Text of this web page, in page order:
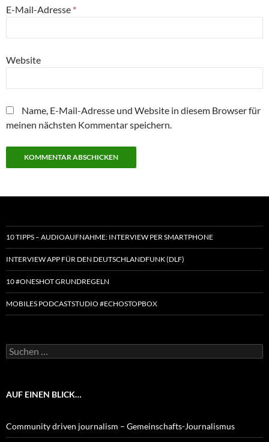
E-Mail-Adresse *
Website
Name, E-Mail-Adresse und Website in diesem Browser für
meinen nächsten Kommentar speichern.
10 TIPPS – AUDIOAUFNAHME: INTERVIEW PER SMARTPHONE
INTERVIEW APP FÜR DEN DEUTSCHLANDFUNK (DLF)
10 #ONESHOT GRUNDREGELN
MOBILES PODCASTSTUDIO #ECHOSTOPBOX
Suchen
nach:
AUF EINEN BLICK…
Community driven journalism – Gemeinschafts-Journalismus